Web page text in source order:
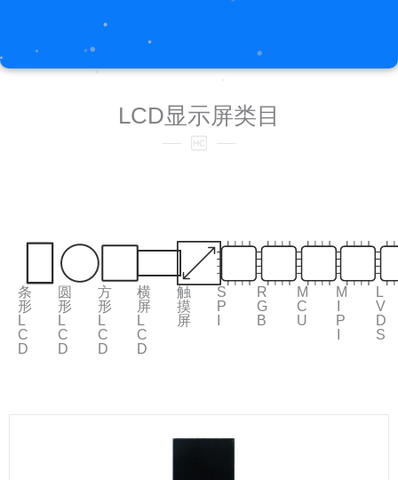
LCD显示屏类目
条
形
L
C
D
圆
形
L
C
D
方
形
L
C
D
横
屏
L
C
D
触
摸
屏
S
P
R
G
B
M
C
U
M
P
L
V
D
S